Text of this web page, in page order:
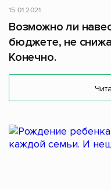
15.01.2021
Возможно ли
бюджете, не
Конечно.